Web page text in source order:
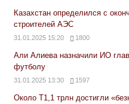
Казахстан определился с
строителей АЭС
31.01.2025 15:20 1800
Али Алиева назначили ИО
футболу
31.01.2025 13:30 1597
Около Т1,1 трлн достигли